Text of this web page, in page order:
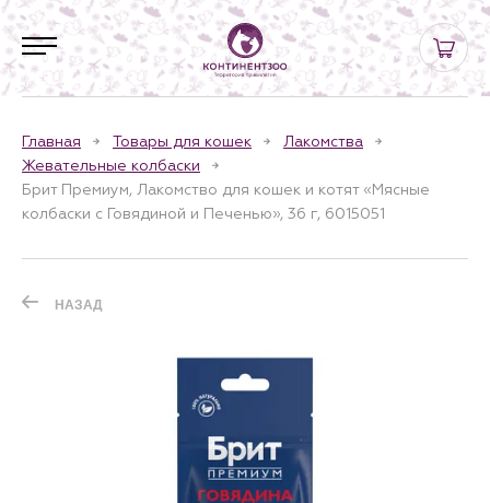
Главная Товары для кошек
Лакомства
Жевательные колбаски
Брит Премиум, Лакомство для кошек и котят «Мясные
колбаски с Говядиной и Печенью», 36 г, 6015051
НАЗАД